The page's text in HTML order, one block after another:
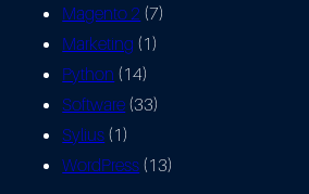
Magento 2 (7)
Marketing (1)
Python (14)
Software (33)
Sylius (1)
WordPress (13)